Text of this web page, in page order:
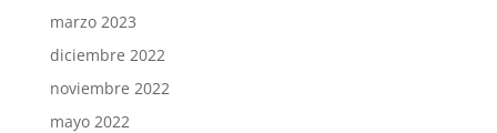
marzo 2023
diciembre 2022
noviembre 2022
mayo 2022